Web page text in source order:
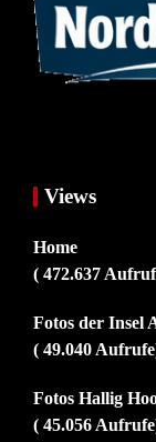
Views
Home
( 472.637
Fotos der Insel
( 49.040
Fotos Hallig
( 45.056